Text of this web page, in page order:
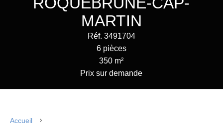
MARTIN
Réf. 3491704
6 pièces
350 m²
Prix sur demande
Accueil